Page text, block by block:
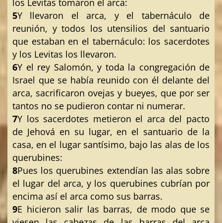
5Y llevaron el arca, y el tabernáculo de
reunión, y todos los utensilios del santuario
que estaban en el tabernáculo: los sacerdotes
y los Levitas los llevaron.
6Y el rey Salomón, y toda la congregación de
Israel que se había reunido con él delante del
arca, sacrificaron ovejas y bueyes, que por ser
tantos no se pudieron contar ni numerar.
7Y los sacerdotes metieron el arca del pacto
de Jehová en su lugar, en el santuario de la
casa, en el lugar santísimo, bajo las alas de los
querubines:
8Pues los querubines extendían las alas sobre
el lugar del arca, y los querubines cubrían por
encima así el arca como sus barras.
9E hicieron salir las barras, de modo que se